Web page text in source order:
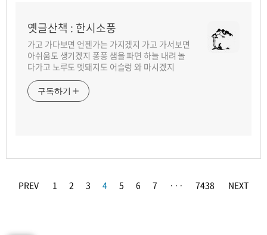
옛글산책 : 한시소풍
가고 가다보면 언젠가는 가지겠지 가고 가서보면
아쉬움도 생기겠지 퐁퐁 샘을 파면 하늘 내려 놀
다가고 노루도 멧돼지도 어슬렁 와 마시겠지
구독하기
PREV 1 2 3 4 5 6 7 ··· 7438 NEXT